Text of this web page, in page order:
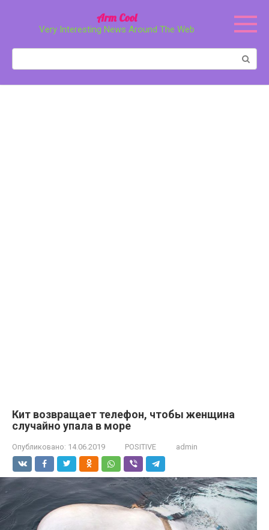
Arm Cool
Very Interesting News Around The Web
Кит возвращает телефон, чтобы женщина
случайно упала в море
Опубликовано: 14.06.2019 POSITIVE admin